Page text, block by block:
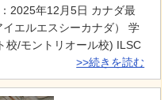
2025年12月5日 カナダ最
エルエスシーカナダ） 学
/モントリオール校) ILSC
>>続きを読む